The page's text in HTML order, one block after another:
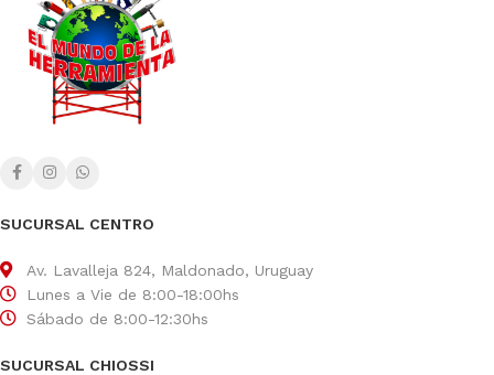
SUCURSAL CENTRO
Av. Lavalleja 824, Maldonado, Uruguay
Lunes a Vie de 8:00-18:00hs
Sábado de 8:00-12:30hs
SUCURSAL CHIOSSI